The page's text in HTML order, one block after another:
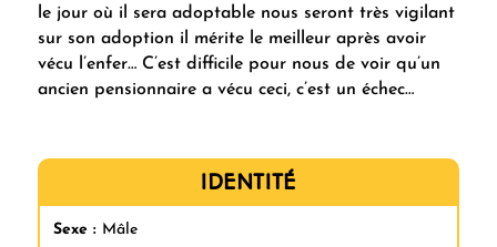
le jour où il sera adoptable nous seront très vigilant
sur son adoption il mérite le meilleur après avoir
vécu l’enfer… C’est difficile pour nous de voir qu’un
ancien pensionnaire a vécu ceci, c’est un échec…
IDENTITÉ
Sexe : Mâle